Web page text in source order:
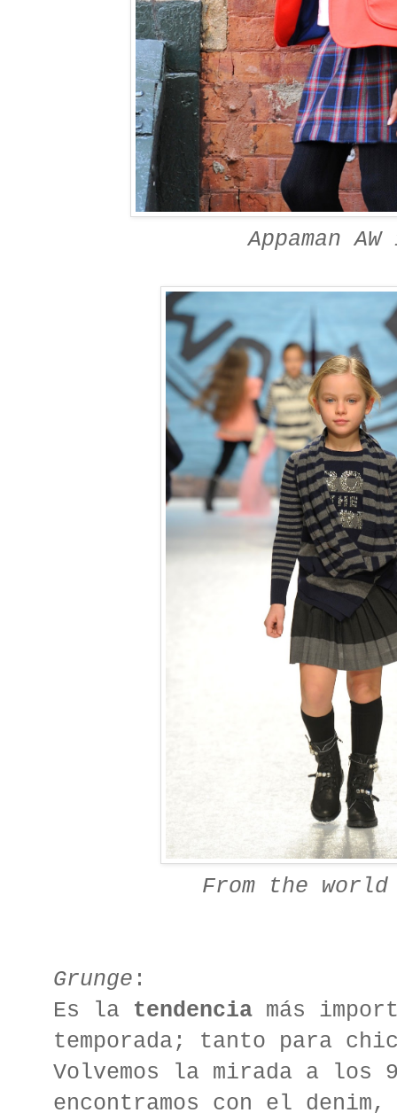
Appaman
From the world
Grunge :
Es la tendencia más
temporada; tanto para
Volvemos la mirada a los
encontramos con el